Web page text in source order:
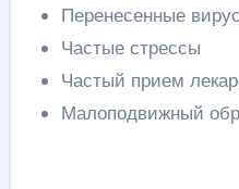
Перенесенные
Частые стрессы
Частый прием
Малоподвижный